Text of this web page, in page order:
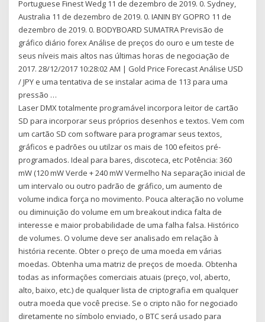
Portuguese Finest Wedg 11 de dezembro de 2019. 0. Sydney,
Australia 11 de dezembro de 2019. 0. IANIN BY GOPRO 11 de
dezembro de 2019. 0. BODYBOARD SUMATRA Previsão de
gráfico diário forex Análise de preços do ouro e um teste de
seus níveis mais altos nas últimas horas de negociação de
2017. 28/12/2017 10:28:02 AM | Gold Price Forecast Análise USD
/ JPY e uma tentativa de se instalar acima de 113 para uma
pressão …
Laser DMX totalmente programável incorpora leitor de cartão
SD para incorporar seus próprios desenhos e textos. Vem com
um cartão SD com software para programar seus textos,
gráficos e padrões ou utilzar os mais de 100 efeitos pré-
programados. Ideal para bares, discoteca, etc Potência: 360
mW (120 mW Verde + 240 mW Vermelho Na separação inicial de
um intervalo ou outro padrão de gráfico, um aumento de
volume indica força no movimento. Pouca alteração no volume
ou diminuição do volume em um breakout indica falta de
interesse e maior probabilidade de uma falha falsa. Histórico
de volumes. O volume deve ser analisado em relação à
história recente. Obter o preço de uma moeda em várias
moedas. Obtenha uma matriz de preços de moeda. Obtenha
todas as informações comerciais atuais (preço, vol, aberto,
alto, baixo, etc.) de qualquer lista de criptografia em qualquer
outra moeda que você precise. Se o cripto não for negociado
diretamente no símbolo enviado, o BTC será usado para